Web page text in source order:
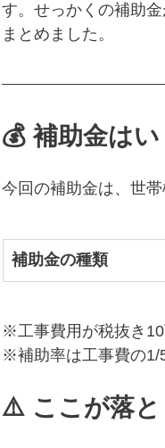
す。せっかくの補助
まとめました。
💰 補助金は
今回の補助金は、世
補助金の種類
※工事費用が税抜き
※補助率は工事費の1/
⚠️ ここが落と